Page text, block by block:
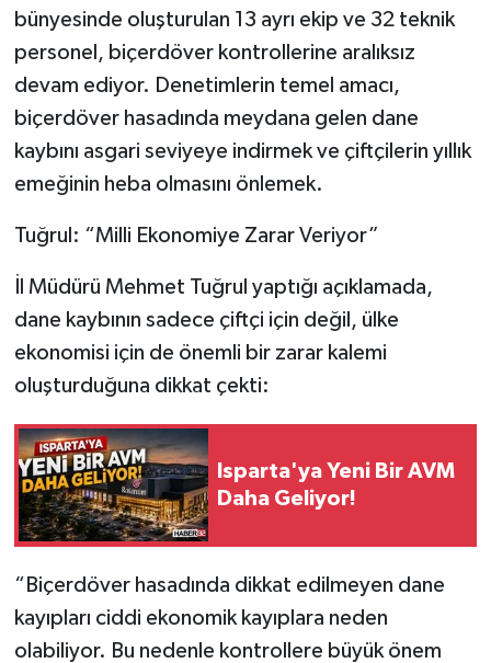
bünyesinde oluşturulan 13 ayrı ekip ve 32 teknik
personel, biçerdöver kontrollerine aralıksız
devam ediyor. Denetimlerin temel amacı,
biçerdöver hasadında meydana gelen dane
kaybını asgari seviyeye indirmek ve çiftçilerin yıllık
emeğinin heba olmasını önlemek.
Tuğrul: “Milli Ekonomiye Zarar Veriyor”
İl Müdürü Mehmet Tuğrul yaptığı açıklamada,
dane kaybının sadece çiftçi için değil, ülke
ekonomisi için de önemli bir zarar kalemi
oluşturduğuna dikkat çekti:
Isparta'ya Yeni Bir AVM
Daha Geliyor!
“Biçerdöver hasadında dikkat edilmeyen dane
kayıpları ciddi ekonomik kayıplara neden
olabiliyor. Bu nedenle kontrollere büyük önem
Teknoloji
Türkiye
Yerel
İletişim